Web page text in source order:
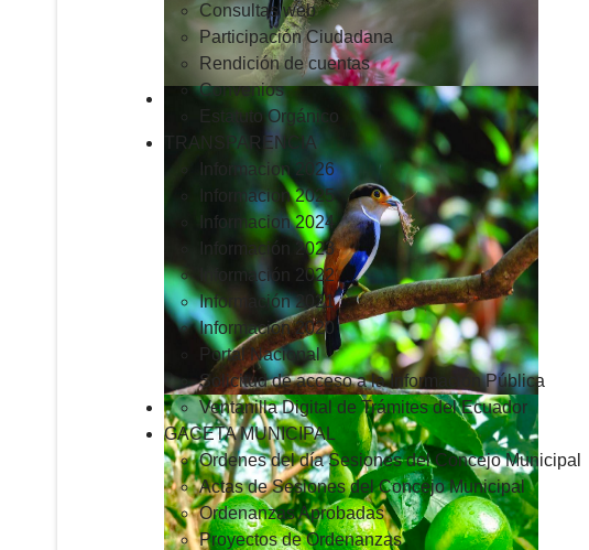
Consultas web
Participación Ciudadana
Rendición de cuentas
Convenios
Estatuto Orgánico
TRANSPARENCIA
Informacion 2026
Informacion 2025
Informacion 2024
Información 2023
Información 2022
Información 2021
Información 2020
Portal Nacional
Solicitud de acceso a la Información Pública
Ventanilla Digital de Trámites del Ecuador
GACETA MUNICIPAL
Ordenes del día Sesiones del Concejo Municipal
Actas de Sesiones del Concejo Municipal
Ordenanzas Aprobadas
Proyectos de Ordenanzas